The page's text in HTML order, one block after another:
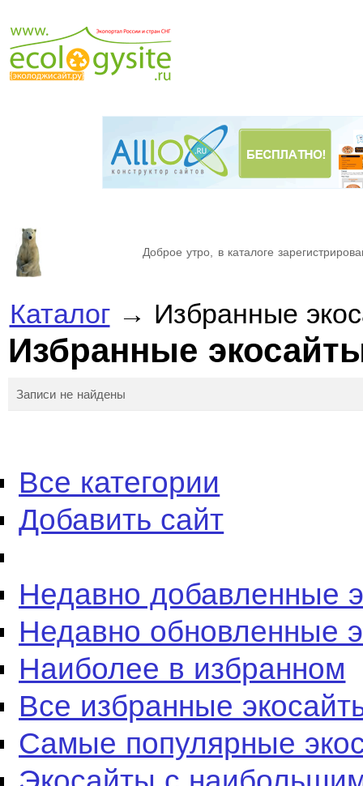
Доброе утро, в каталоге
Каталог→ Избранные
Избранные
Записи не найдены
Все категории
Добавить сайт
Недавно добавленные
Недавно обновленные
Наиболее в избранном
Все избранные
Самые популярные